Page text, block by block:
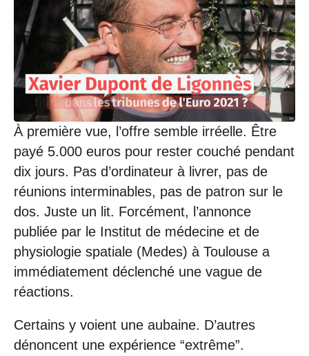
À première vue, l’offre semble irréelle. Être
payé 5.000 euros pour rester couché pendant
dix jours. Pas d’ordinateur à livrer, pas de
réunions interminables, pas de patron sur le
dos. Juste un lit. Forcément, l’annonce
publiée par le Institut de médecine et de
physiologie spatiale (Medes) à Toulouse a
immédiatement déclenché une vague de
réactions.
Certains y voient une aubaine. D’autres
dénoncent une expérience “extrême”.